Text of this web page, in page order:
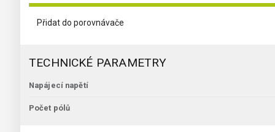
Přidat do porovnávače
TECHNICKÉ PARAMETRY
Napájecí napětí
Počet pólů